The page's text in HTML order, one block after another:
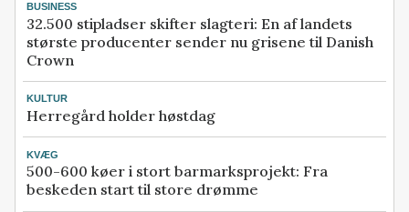
BUSINESS
32.500 stipladser skifter slagteri: En af landets
største producenter sender nu grisene til Danish
Crown
KULTUR
Herregård holder høstdag
KVÆG
500-600 køer i stort barmarksprojekt: Fra
beskeden start til store drømme